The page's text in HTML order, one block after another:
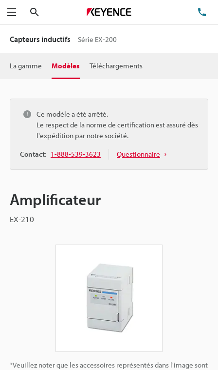
Menu
Capteurs inductifs Série EX-200
La gamme Modèles Téléchargements
Ce modèle a été arrêté.
Le respect de la norme de certification est assuré dès
l'expédition par notre société.
Contact: 1-888-539-3623 Questionnaire
Amplificateur
EX-210
*Veuillez noter que les accessoires représentés dans l'image sont